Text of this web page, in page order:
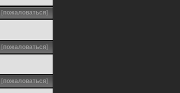
[пожаловаться]
[пожаловаться]
[пожаловаться]